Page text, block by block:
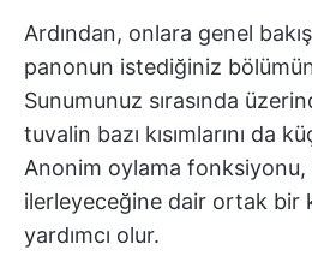
Ardından, onlara genel
panonun istediğiniz
Sunumunuz sırasında
tuvalin bazı kısımlarını da
Anonim oylama fonksiyonu,
ilerleyeceğine dair ortak bir
yardımcı olur.